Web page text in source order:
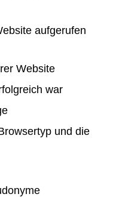
aufgerufen
Website
war
und die